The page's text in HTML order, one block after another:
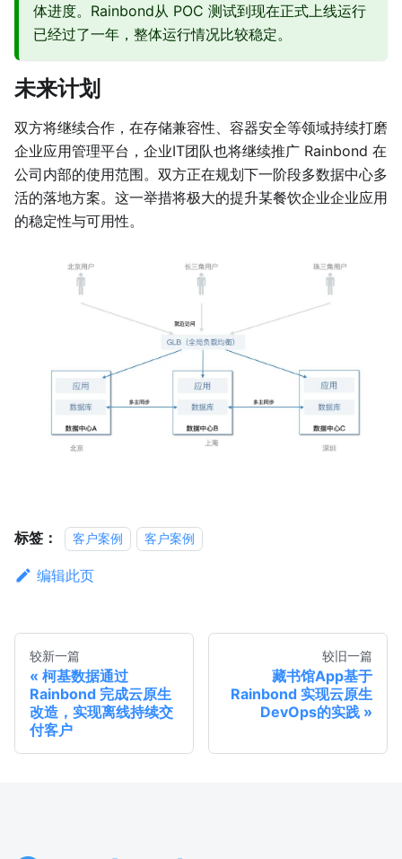
体进度。Rainbond从 POC 测试到现在正式上线运行
已经过了一年，整体运行情况比较稳定。
未来计划
双方将继续合作，在存储兼容性、容器安全等领域持续打磨
企业应用管理平台，企业IT团队也将继续推广 Rainbond 在
公司内部的使用范围。双方正在规划下一阶段多数据中心多
活的落地方案。这一举措将极大的提升某餐饮企业企业应用
的稳定性与可用性。
标签： 客户案例 客户案例
编辑此页
较新一篇
柯基数据通过
Rainbond 完成云原生
改造，实现离线持续交
付客户
较旧一篇
藏书馆App基于
Rainbond 实现云原生
DevOps的实践